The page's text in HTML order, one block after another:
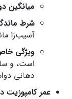
میانگین
شرط
آسیب‌زا
ویژگی
است، و
دهانی
عمر کامپوزیت